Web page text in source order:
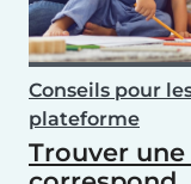
Conseils pour
plateforme
Trouver